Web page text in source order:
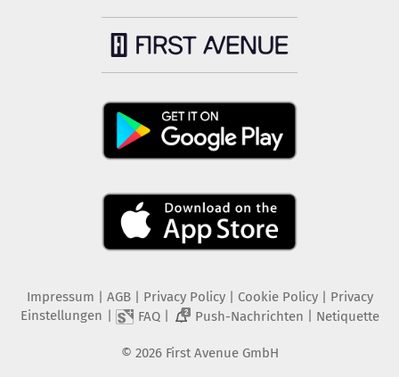
Impressum AGB Privacy Policy| Cookie Policy| Privacy
Einstellungen
FAQ| 2 Push-Nachrichten Netiquette
© 2026 First Avenue GmbH